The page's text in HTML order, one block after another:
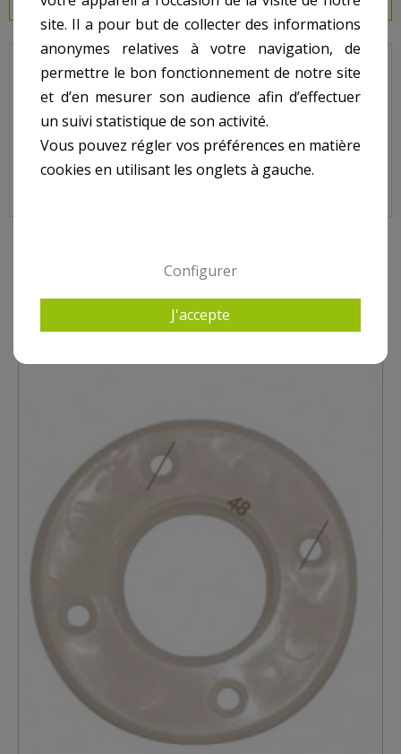
Rotule bleu translucide refoulement CERTIKIN Béton/Liner.
N° 2 sur le shéma.
Rotule Bleu Translucide Refoulement CERTIKIN Béton/Liner,
5 AUTRES PRODUITS DANS REFOULEMENT CERTIKIN
site. Il a pour but de collecter des informations
anonymes relatives à votre navigation, de
permettre le bon fonctionnement de notre site
et d’en mesurer son audience afin d’effectuer
un suivi statistique de son activité.
Vous pouvez régler vos préférences en matière
cookies en utilisant les onglets à gauche.
Configurer
J'accepte